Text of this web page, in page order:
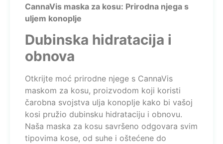
CannaVis maska za kosu: Prirodna njega s
uljem konoplje
Dubinska hidratacija i
obnova
Otkrijte moć prirodne njege s CannaVis
maskom za kosu, proizvodom koji koristi
čarobna svojstva ulja konoplje kako bi vašoj
kosi pružio dubinsku hidrataciju i obnovu.
Naša maska za kosu savršeno odgovara svim
tipovima kose, od suhe i oštećene do